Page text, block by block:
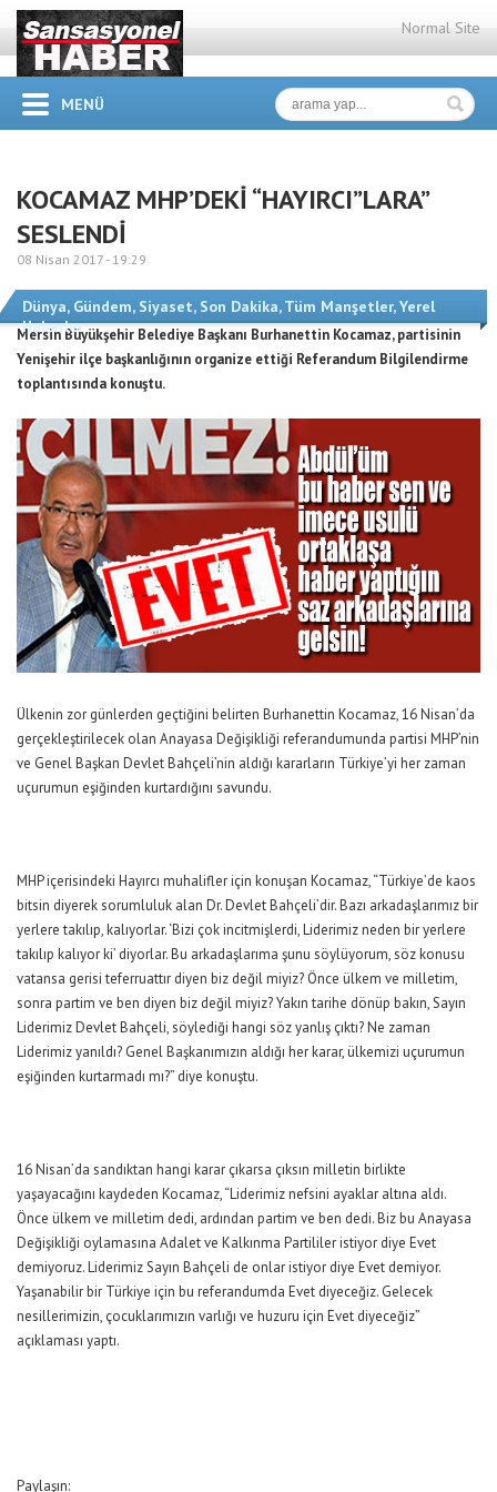
Normal Site
MENÜ
KOCAMAZ MHP’DEKİ “HAYIRCI”LARA”
SESLENDİ
08 Nisan 2017 - 19:29
Dünya, Gündem, Siyaset, Son Dakika,Tüm Manşetler,Yerel
Haberler
Mersin Büyükşehir Belediye Başkanı Burhanettin Kocamaz, partisinin
Yenişehir ilçe başkanlığının organize ettiği Referandum Bilgilendirme
toplantısında konuştu.
Ülkenin zor günlerden geçtiğini belirten Burhanettin Kocamaz, 16 Nisan’da
gerçekleştirilecek olan Anayasa Değişikliği referandumunda partisi MHP’nin
ve Genel Başkan Devlet Bahçeli’nin aldığı kararların Türkiye’yi her zaman
uçurumun eşiğinden kurtardığını savundu.
MHP içerisindeki Hayırcı muhalifler için konuşan Kocamaz, “Türkiye’de kaos
bitsin diyerek sorumluluk alan Dr. Devlet Bahçeli’dir. Bazı arkadaşlarımız bir
yerlere takılıp, kalıyorlar. ‘Bizi çok incitmişlerdi, Liderimiz neden bir yerlere
takılıp kalıyor ki’ diyorlar. Bu arkadaşlarıma şunu söylüyorum, söz konusu
vatansa gerisi teferruattır diyen biz değil miyiz? Önce ülkem ve milletim,
sonra partim ve ben diyen biz değil miyiz? Yakın tarihe dönüp bakın, Sayın
Liderimiz Devlet Bahçeli, söylediği hangi söz yanlış çıktı? Ne zaman
Liderimiz yanıldı? Genel Başkanımızın aldığı her karar, ülkemizi uçurumun
eşiğinden kurtarmadı mı?” diye konuştu.
16 Nisan’da sandıktan hangi karar çıkarsa çıksın milletin birlikte
yaşayacağını kaydeden Kocamaz, “Liderimiz nefsini ayaklar altına aldı.
Önce ülkem ve milletim dedi, ardından partim ve ben dedi. Biz bu Anayasa
Değişikliği oylamasına Adalet ve Kalkınma Partililer istiyor diye Evet
demiyoruz. Liderimiz Sayın Bahçeli de onlar istiyor diye Evet demiyor.
Yaşanabilir bir Türkiye için bu referandumda Evet diyeceğiz. Gelecek
nesillerimizin, çocuklarımızın varlığı ve huzuru için Evet diyeceğiz”
açıklaması yaptı.
Paylaşın: